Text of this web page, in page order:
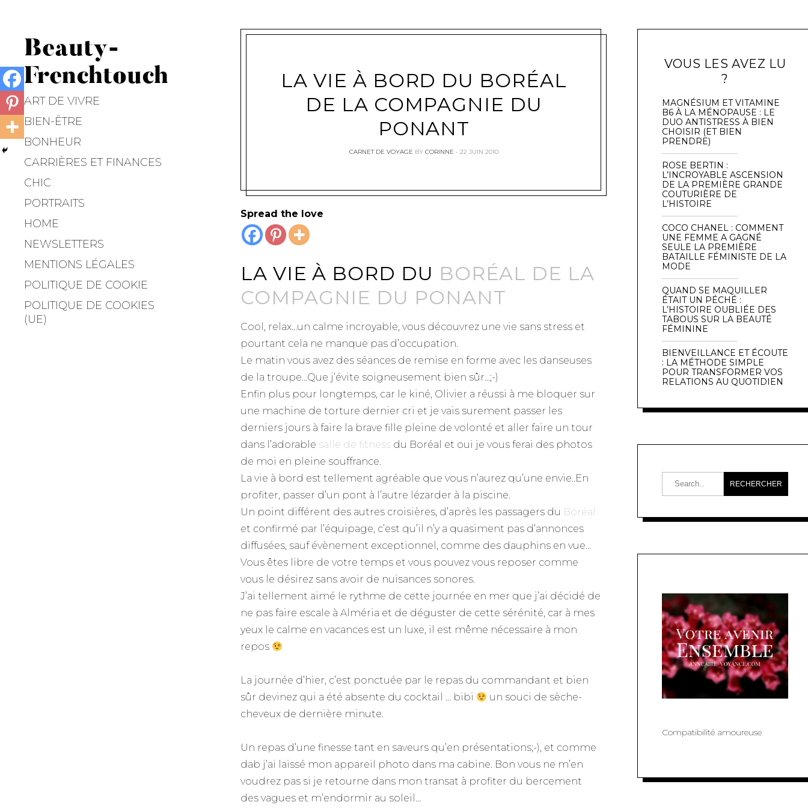
Beauty-
Frenchtouch
ART DE VIVRE
BIEN-ÊTRE
BONHEUR
CARRIÈRES ET FINANCES
CHIC
PORTRAITS
HOME
NEWSLETTERS
MENTIONS LÉGALES
POLITIQUE DE COOKIE
POLITIQUE DE COOKIES
(UE)
LA VIE À BORD DU BORÉAL
DE LA COMPAGNIE DU
PONANT
CARNET DE VOYAGE BY CORINNE 22 JUIN 2010
Spread the love
LA VIE À BORD DU BORÉAL DE LA
COMPAGNIE DU PONANT
Cool, relax…un calme incroyable, vous découvrez une vie sans stress et
pourtant cela ne manque pas d’occupation.
Le matin vous avez des séances de remise en forme avec les danseuses
de la troupe…Que j’évite soigneusement bien sûr…;-)
Enfin plus pour longtemps, car le kiné, Olivier a réussi à me bloquer sur
une machine de torture dernier cri et je vais surement passer les
derniers jours à faire la brave fille pleine de volonté et aller faire un tour
dans l’adorable salle de fitness du Boréal et oui je vous ferai des photos
de moi en pleine souffrance.
La vie à bord est tellement agréable que vous n’aurez qu’une envie..En
profiter, passer d’un pont à l’autre lézarder à la piscine.
Un point différent des autres croisières, d’après les passagers du Boréal
et confirmé par l’équipage, c’est qu’il n’y a quasiment pas d’annonces
diffusées, sauf évènement exceptionnel, comme des dauphins en vue…
Vous êtes libre de votre temps et vous pouvez vous reposer comme
vous le désirez sans avoir de nuisances sonores.
J’ai tellement aimé le rythme de cette journée en mer que j’ai décidé de
ne pas faire escale à Alméria et de déguster de cette sérénité, car à mes
yeux le calme en vacances est un luxe, il est même nécessaire à mon
repos
La journée d’hier, c’est ponctuée par le repas du commandant et bien
sûr devinez qui a été absente du cocktail … bibi
un souci de sèche-
cheveux de dernière minute.
Un repas d’une finesse tant en saveurs qu’en présentations;-), et comme
dab j’ai laissé mon appareil photo dans ma cabine. Bon vous ne m’en
voudrez pas si je retourne dans mon transat à profiter du bercement
des vagues et m’endormir au soleil…
VOUS LES AVEZ LU
?
MAGNÉSIUM ET VITAMINE
B6 À LA MÉNOPAUSE : LE
DUO ANTISTRESS À BIEN
CHOISIR (ET BIEN
PRENDRE)
ROSE BERTIN :
L’INCROYABLE ASCENSION
DE LA PREMIÈRE GRANDE
COUTURIÈRE DE
L’HISTOIRE
COCO CHANEL : COMMENT
UNE FEMME A GAGNÉ
SEULE LA PREMIÈRE
BATAILLE FÉMINISTE DE LA
MODE
QUAND SE MAQUILLER
ÉTAIT UN PÉCHÉ :
L’HISTOIRE OUBLIÉE DES
TABOUS SUR LA BEAUTÉ
FÉMININE
BIENVEILLANCE ET ÉCOUTE
: LA MÉTHODE SIMPLE
POUR TRANSFORMER VOS
RELATIONS AU QUOTIDIEN
Compatibilité amoureuse